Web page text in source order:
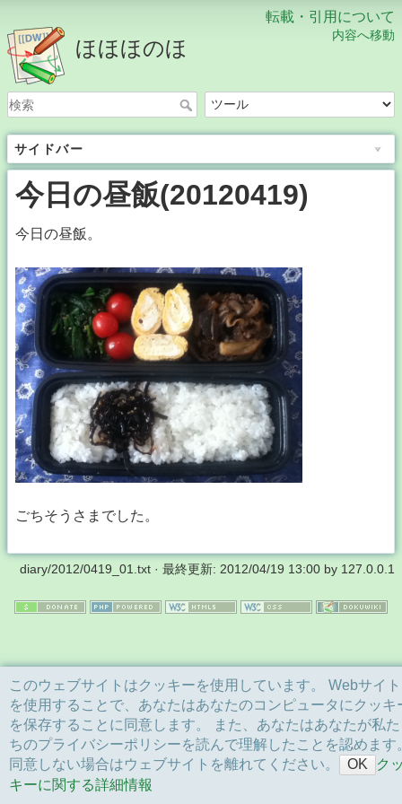
転載・引用について
内容へ移動
ほほほのほ
サイドバー
今日の昼飯(20120419)
今日の昼飯。
ごちそうさまでした。
このウェブサイトはクッキーを使用しています。 Webサイト
を使用することで、あなたはあなたのコンピュータにクッキ
を保存することに同意します。 また、あなたはあなたが私た
ちのプライバシーポリシーを読んで理解したことを認めます
同意しない場合はウェブサイトを離れてください。
OK
ク
キーに関する詳細情報
diary/2012/0419_01.txt · 最終更新: 2012/04/19 13:00 by 127.0.0.1